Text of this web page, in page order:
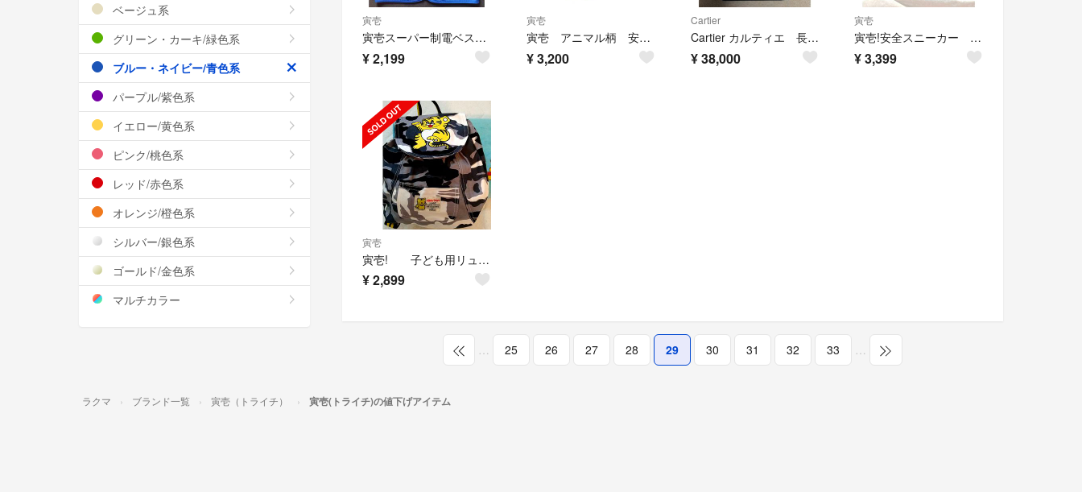
寅壱
寅壱スーパー制電ベスト2530Mサイズ
¥2,199
寅壱
寅壱 アニマル柄 安全靴
¥3,200
Cartier
Cartier カルティエ 長財布 札入れ サントス 二つ折り 黒 ブラック
¥38,000
寅壱
寅壱!安全スニーカー 26'0 ブラック
¥3,399
寅壱
寅壱! 子ども用リュック
¥2,899
25 26 27 28 29 30 31 32 33
ベージュ系
グリーン・カーキ/緑色系
ブルー・ネイビー/青色系
パープル/紫色系
イエロー/黄色系
ピンク/桃色系
レッド/赤色系
オレンジ/橙色系
シルバー/銀色系
ゴールド/金色系
マルチカラー
ラクマ ブランド一覧 寅壱（トライチ） 寅壱(トライチ)の値下げアイテム